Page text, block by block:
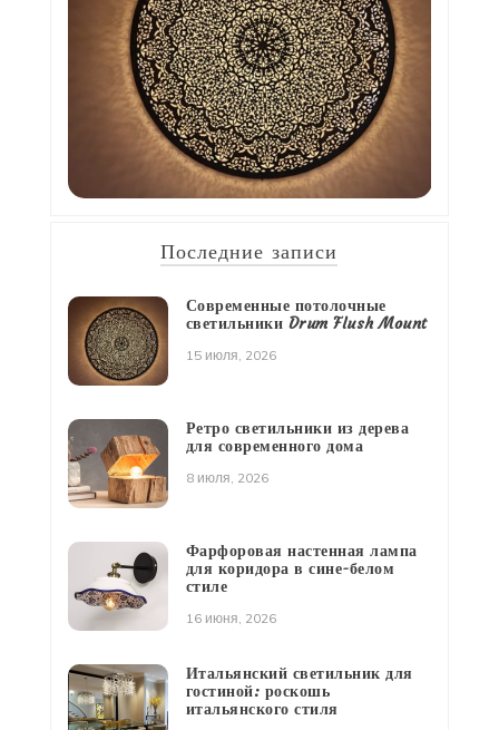
Последние записи
Современные потолочные
светильники Drum Flush Mount
15 июля, 2026
Ретро светильники из дерева
для современного дома
8 июля, 2026
Фарфоровая настенная лампа
для коридора в сине-белом
стиле
16 июня, 2026
Итальянский светильник для
гостиной: роскошь
итальянского стиля